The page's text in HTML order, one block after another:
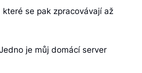
se pak zpracovávají až
je můj domácí server